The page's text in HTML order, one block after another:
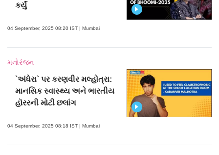
કર્યું
04 September, 2025 08:20 IST | Mumbai
મનોરંજન
`અંધેરા` પર કરણવીર મલ્હોત્રા:
માનસિક સ્વાસ્થ્ય અને ભારતીય
હૉરરની મોટી છલાંગ
04 September, 2025 08:18 IST | Mumbai